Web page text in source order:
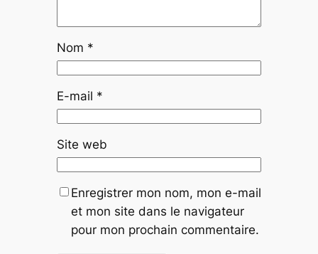
Nom *
E-mail *
Site web
Enregistrer mon nom, mon e-mail
et mon site dans le navigateur
pour mon prochain commentaire.